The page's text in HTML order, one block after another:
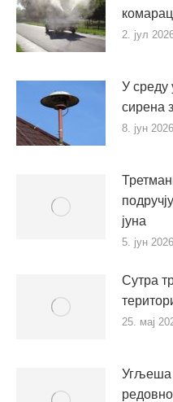
2. јул
У среду
сирена
8. јун 2026.
јуна
5. јун 2026.
Сутра
25. мај
Угљеша